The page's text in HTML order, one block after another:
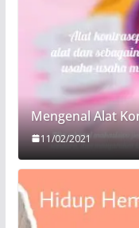
Mengenal Alat
11/02/2021